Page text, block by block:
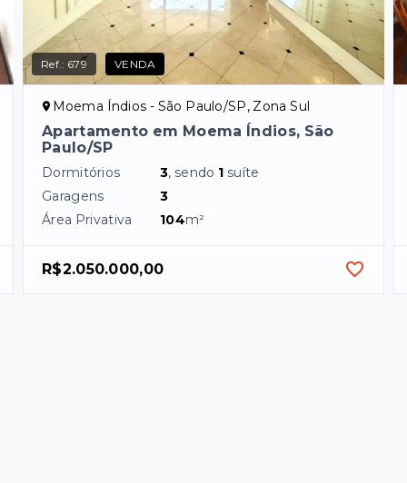
Ref.: 679 VENDA
Moema Índios - São Paulo/SP, Zona Sul
Apartamento em Moema Índios, São
Paulo/SP
Dormitórios 3, sendo 1 suíte
Garagens
3
Área Privativa
104m²
R$2.050.000,00